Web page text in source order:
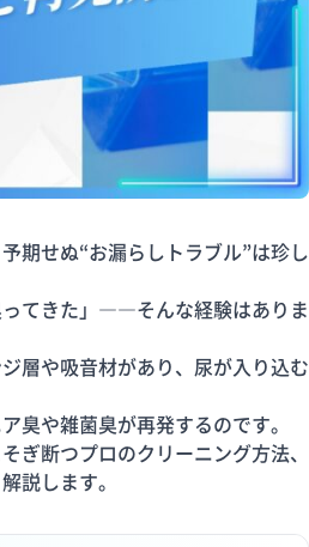
期せぬ“お漏らしトラブル”は珍し
ってきた」――そんな経験はありま
層や吸音材があり、尿が入り込む
臭や雑菌臭が再発するのです。
ぎ断つプロのクリーニング方法、
説します。